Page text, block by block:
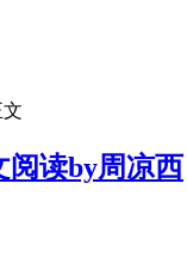
文
阅读by周凉西